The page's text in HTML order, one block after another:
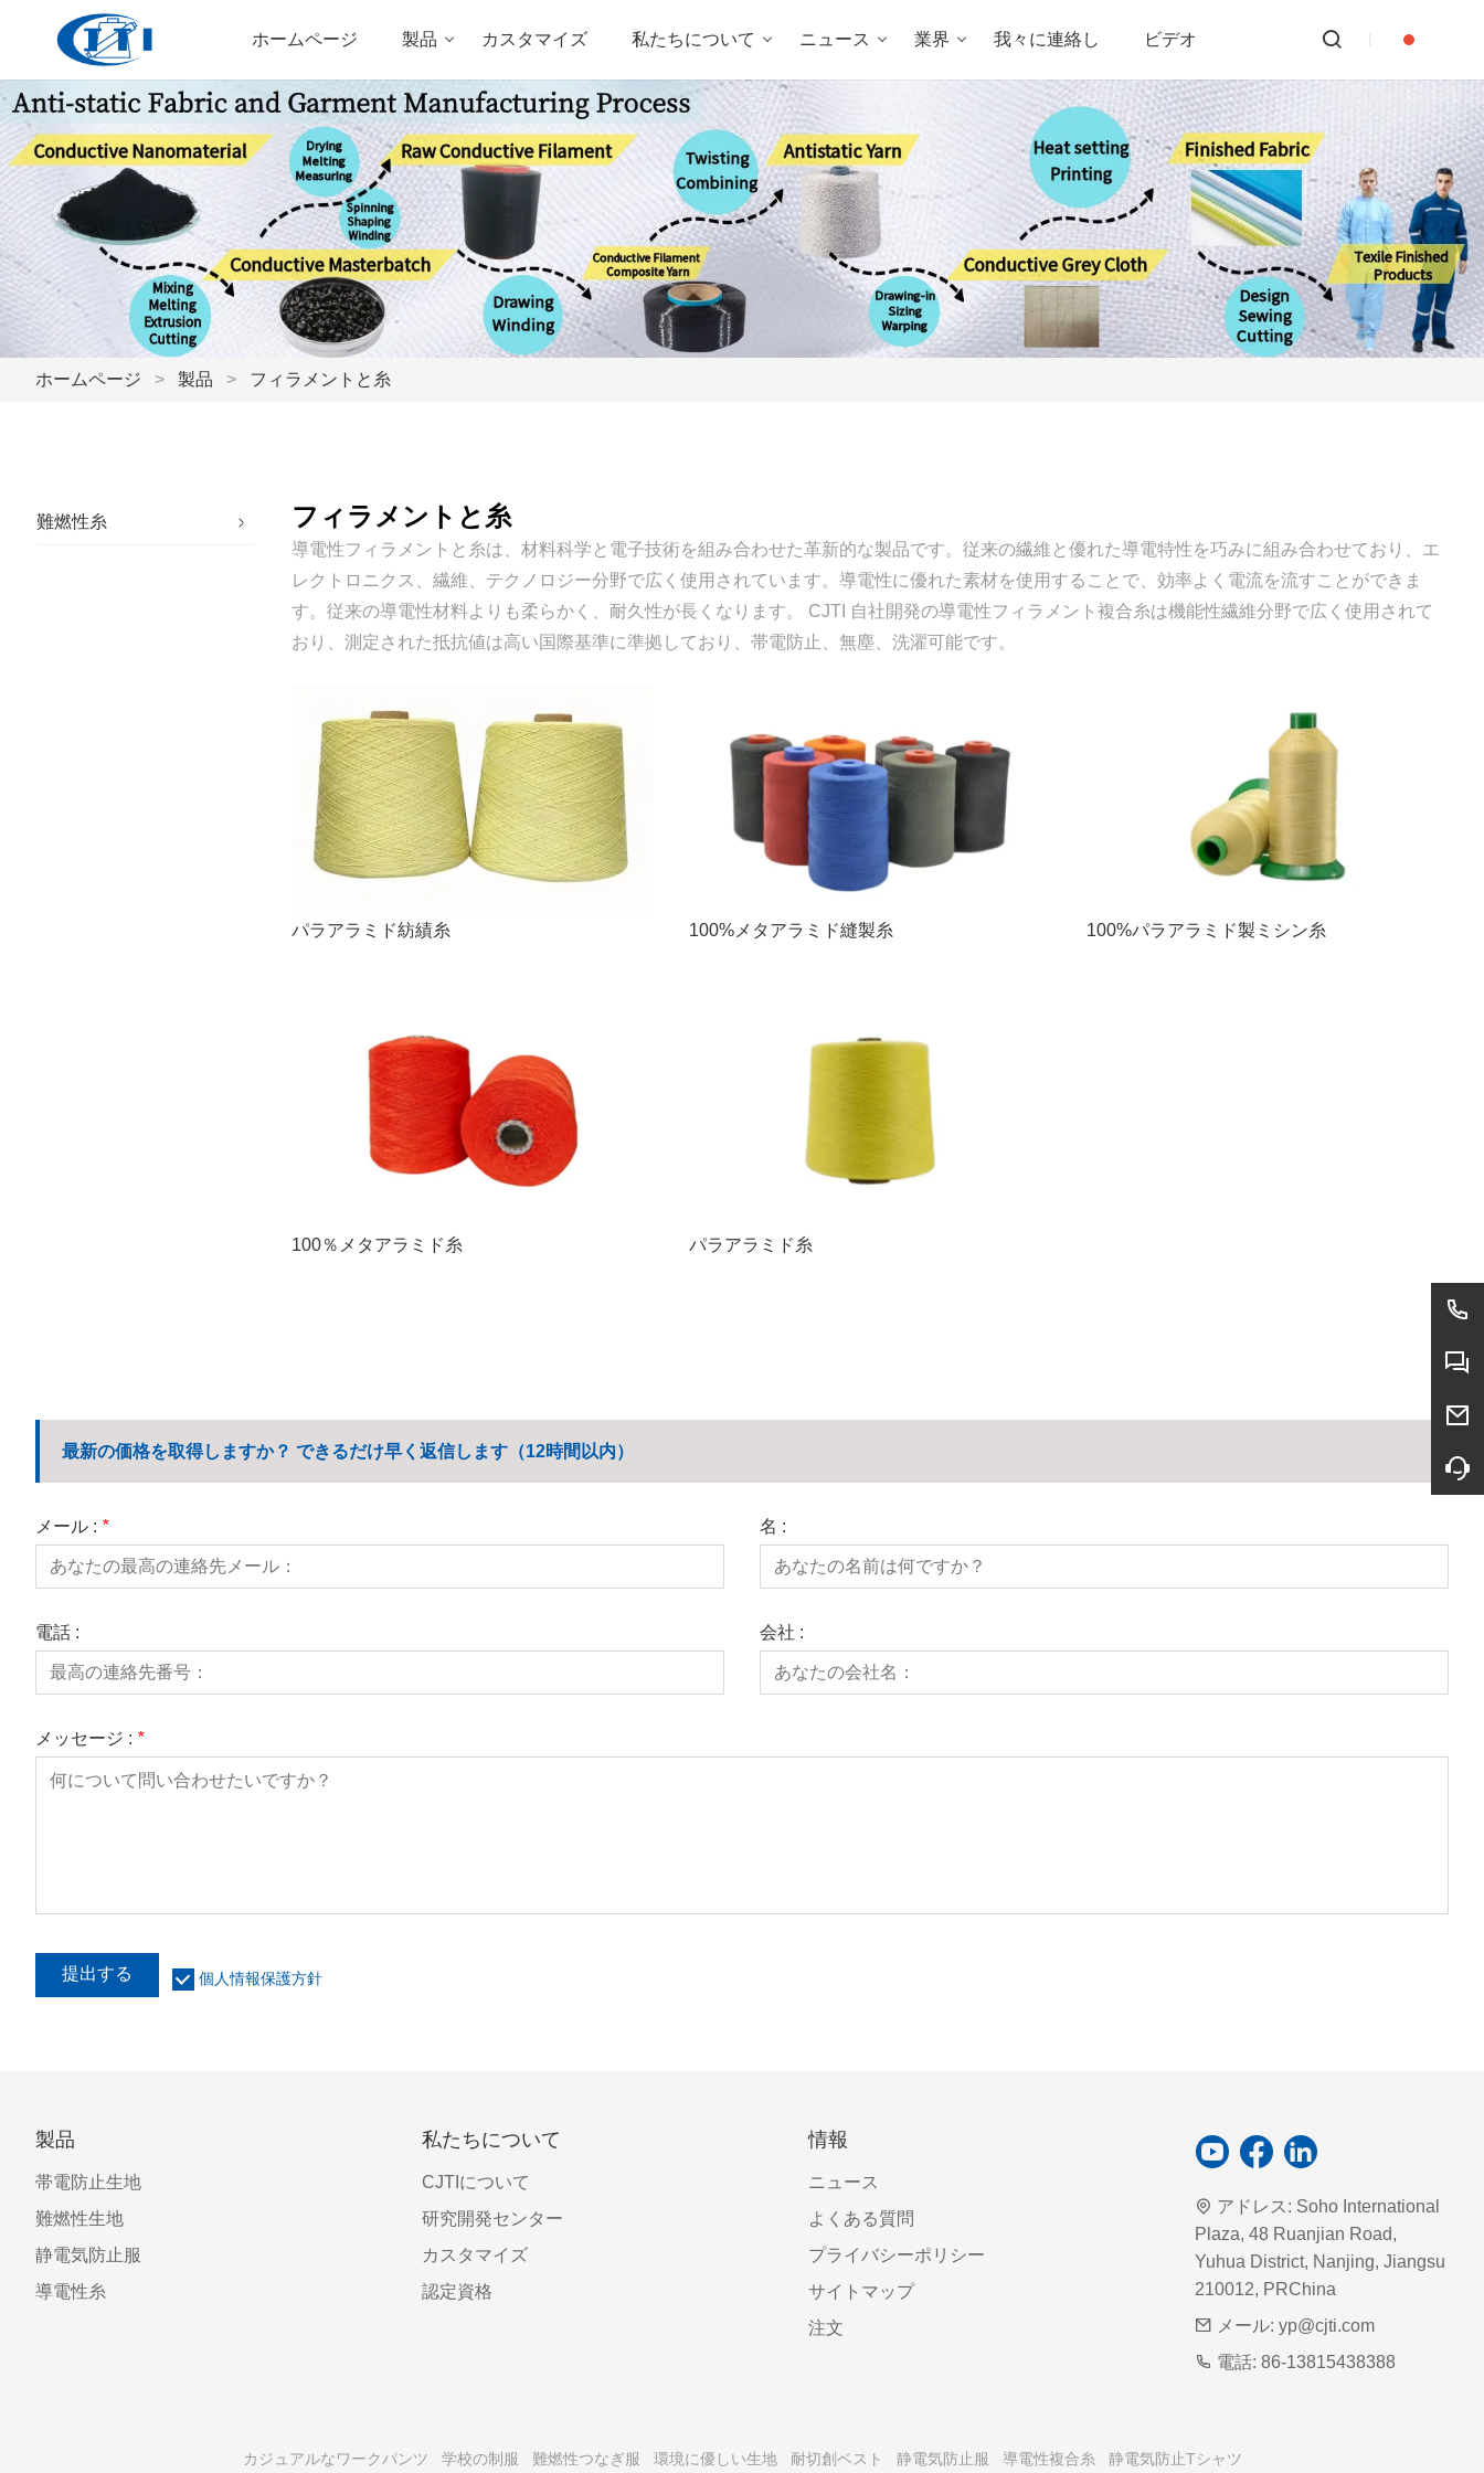
ホームページ 製品 カスタマイズ 私たちについて ニュース 業界 我々に連絡し ビデオ
ホームページ > 製品 > フィラメントと糸
難燃性糸 フィラメントと糸
導電性フィラメントと糸は、材料科学と電子技術を組み合わせた革新的な製品です。従来の繊維と優れた導電特性を巧みに組み合わせており、エ
レクトロニクス、繊維、テクノロジー分野で広く使用されています。導電性に優れた素材を使用することで、効率よく電流を流すことができま
す。従来の導電性材料よりも柔らかく、耐久性が長くなります。 CJTI 自社開発の導電性フィラメント複合糸は機能性繊維分野で広く使用されて
おり、測定された抵抗値は高い国際基準に準拠しており、帯電防止、無塵、洗濯可能です。
パラアラミド紡績糸 100%メタアラミド縫製糸 100%パラアラミド製ミシン糸
100％メタアラミド糸 パラアラミド糸
最新の価格を取得しますか？ できるだけ早く返信します（12時間以内）
メール : * 名 :
電話 : 会社 :
メッセージ : *
提出する 個人情報保護方針
製品
帯電防止生地
難燃性生地
静電気防止服
導電性糸
私たちについて
CJTIについて
研究開発センター
カスタマイズ
認定資格
情報
ニュース
よくある質問
プライバシーポリシー
サイトマップ
注文
アドレス: Soho International
Plaza, 48 Ruanjian Road,
Yuhua District, Nanjing, Jiangsu
210012, PRChina
メール: yp@cjti.com
電話: 86-13815438388
カジュアルなワークパンツ 学校の制服 難燃性つなぎ服 環境に優しい生地 耐切創ベスト 静電気防止服 導電性複合糸 静電気防止Tシャツ